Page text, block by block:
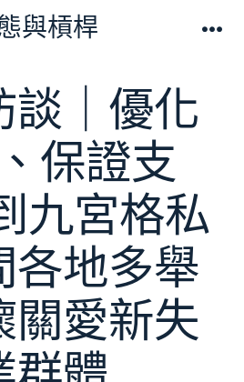
與槓桿
談｜優化
保證支
九宮格私
各地多舉
關愛新失